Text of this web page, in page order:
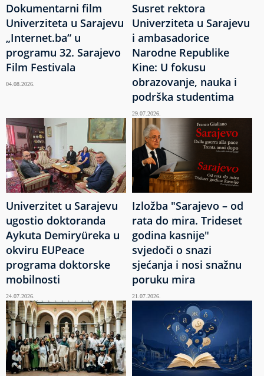
Dokumentarni film
Univerziteta u Sarajevu
„Internet.ba“ u
programu 32. Sarajevo
Film Festivala
04.08.2026.
Susret rektora
Univerziteta u Sarajevu
i ambasadorice
Narodne Republike
Kine: U fokusu
obrazovanje, nauka i
podrška studentima
29.07.2026.
Univerzitet u Sarajevu
ugostio doktoranda
Aykuta Demiryüreka u
okviru EUPeace
programa doktorske
mobilnosti
24.07.2026.
Izložba "Sarajevo – od
rata do mira. Trideset
godina kasnije"
svjedoči o snazi
sjećanja i nosi snažnu
poruku mira
21.07.2026.